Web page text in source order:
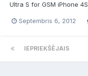
Ultra S for GSM iPhone
lai GEVEY strādātu
Septembris 6, 2012
IEPRIEKŠĒJAIS